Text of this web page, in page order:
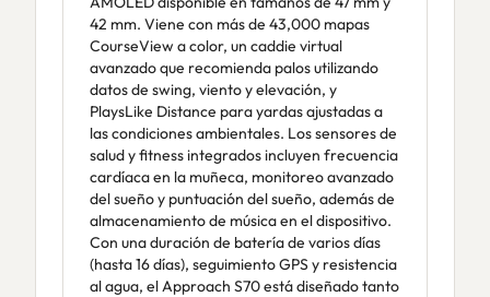
42 mm. Viene con más de 43,000 mapas
CourseView a color, un caddie virtual
avanzado que recomienda palos utilizando
datos de swing, viento y elevación, y
PlaysLike Distance para yardas ajustadas a
las condiciones ambientales. Los sensores de
salud y fitness integrados incluyen frecuencia
cardíaca en la muñeca, monitoreo avanzado
del sueño y puntuación del sueño, además de
almacenamiento de música en el dispositivo.
Con una duración de batería de varios días
(hasta 16 días), seguimiento GPS y resistencia
al agua, el Approach S70 está diseñado tanto